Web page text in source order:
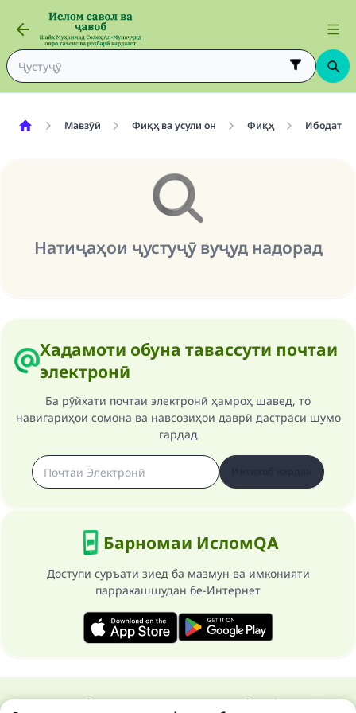
Мавзӯӣ Фиқҳ ва усули он Фиқҳ Ибодат
Натиҷаҳои ҷустуҷӯ вуҷуд надорад
Хадамоти обуна тавассути почтаи
электронӣ
Ба рӯйхати почтаи электронӣ ҳамроҳ шавед, то
навигариҳои сомона ва навсозиҳои даврӣ дастраси шумо
гардад
Барномаи ИсломQA
Доступи суръати зиед ба мазмун ва имконияти
парракашшудан бе-Интернет
Ҳамаи ҳуқуқ ба сомонаи Ислом савол ва ҷавоб маҳфуз аст 1997-
Your support is crucial for our mission.
"A person who leads others to doing what is
good will earn the same reward as those who
do it."
(MUSLIM, 1893)